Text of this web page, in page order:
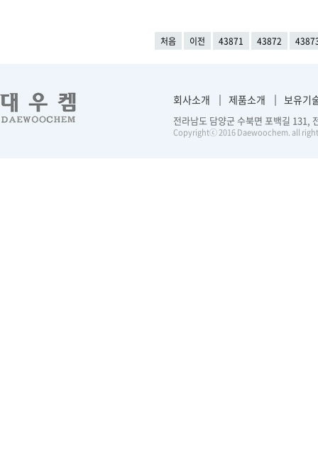
처음 이전 43871 43872
회사소개 제품소개 보유기
전라남도 담양군 수북면 포백길
Copyrightⓒ 2016 Daewoochem. all